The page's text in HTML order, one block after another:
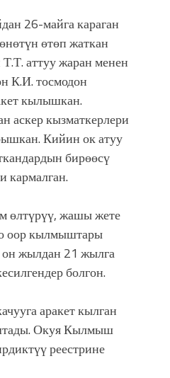
Central
26-майга караган
өтөп жаткан
аттуу жаран менен
К.И. тосмодон
кылышкан.
аскер кызматкерлери
Кийин ок атуу
бирөөсү
кармалган.
өлтүрүү, жашы жете
оор кылмыштары
жылдан 21 жылга
болгон.
аракет кылган
Окуя Кылмыш
реестрине